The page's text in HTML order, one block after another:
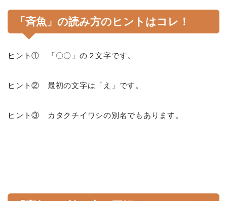
「斉魚」の読み方のヒントはコレ！
ヒント① 「〇〇」の２文字です。
ヒント② 最初の文字は「え」です。
ヒント③ カタクチイワシの別名でもあります。